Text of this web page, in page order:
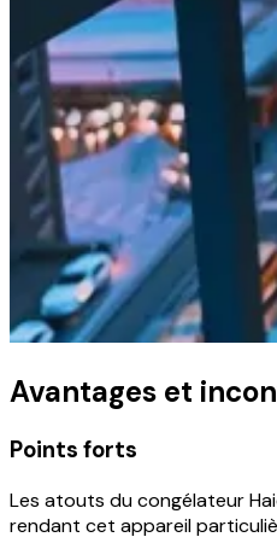
Avantages et
Points forts
Les atouts du congélateur
rendant cet appareil